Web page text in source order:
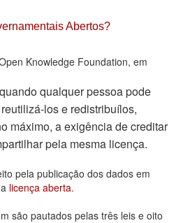
Abertos
Abertos?
Knowledge Foundation, em
qualquer pessoa pode
los e redistribuí­los,
máximo, a exigência de creditar
pela mesma licença.
pela publicação dos dados em
licença aberta.
são pautados pelas três leis e oito